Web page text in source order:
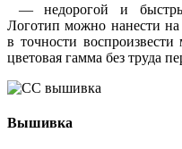
— недорогой и
Логотип можно нанести
в точности
цветовая гамма без труда
Вышивка